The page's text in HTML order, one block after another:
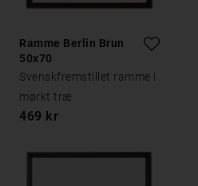
Ramme Berlin Brun
50x70
Svenskfremstillet ramme i
mørkt træ
469 kr